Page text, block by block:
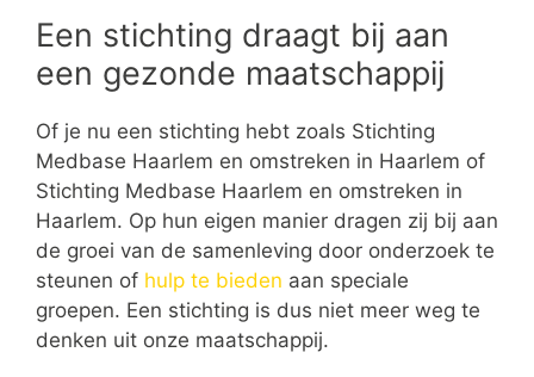
Een stichting draagt bij aan
een gezonde maatschappij
Of je nu een stichting hebt zoals Stichting
Medbase Haarlem en omstreken in Haarlem of
Stichting Medbase Haarlem en omstreken in
Haarlem. Op hun eigen manier dragen zij bij aan
de groei van de samenleving door onderzoek te
steunen of hulp te bieden aan speciale
groepen. Een stichting is dus niet meer weg te
denken uit onze maatschappij.